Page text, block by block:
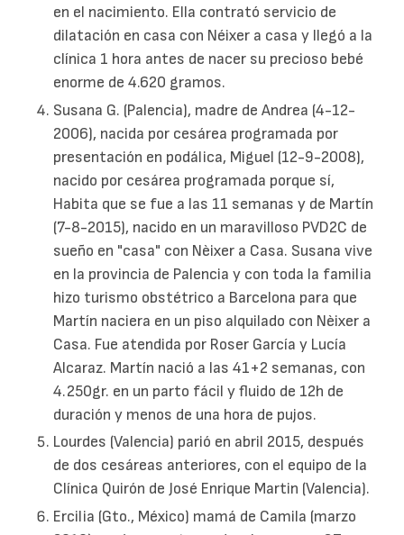
en el nacimiento. Ella contrató servicio de
dilatación en casa con Néixer a casa y llegó a la
clínica 1 hora antes de nacer su precioso bebé
enorme de 4.620 gramos.
Susana G. (Palencia), madre de Andrea (4-12-
2006), nacida por cesárea programada por
presentación en podálica, Miguel (12-9-2008),
nacido por cesárea programada porque sí,
Habita que se fue a las 11 semanas y de Martín
(7-8-2015), nacido en un maravilloso PVD2C de
sueño en "casa" con Nèixer a Casa. Susana vive
en la provincia de Palencia y con toda la familia
hizo turismo obstétrico a Barcelona para que
Martín naciera en un piso alquilado con Nèixer a
Casa. Fue atendida por Roser García y Lucía
Alcaraz. Martín nació a las 41+2 semanas, con
4.250gr. en un parto fácil y fluido de 12h de
duración y menos de una hora de pujos.
Lourdes (Valencia) parió en abril 2015, después
de dos cesáreas anteriores, con el equipo de la
Clínica Quirón de José Enrique Martin (Valencia).
Ercilia (Gto., México) mamá de Camila (marzo